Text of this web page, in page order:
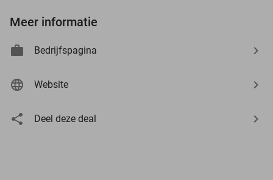
Meer informatie
Bedrijfspagina
Website
Deel deze deal